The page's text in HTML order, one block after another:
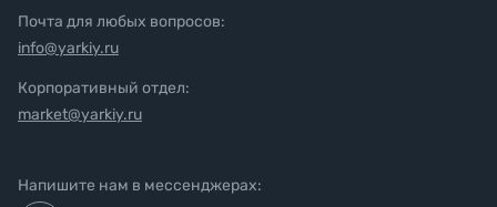
Почта для любых вопросов:
info@yarkiy.ru
Корпоративный отдел:
market@yarkiy.ru
Напишите нам в мессенджерах: